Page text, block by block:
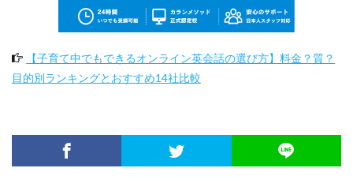
【子育て中でもできるオンライン英会話の選び方】料金？質？
目的別ランキングとおすすめ14社比較